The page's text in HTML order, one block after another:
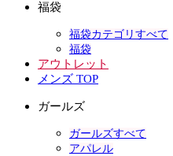
福袋
福袋カテゴリすべて
福袋
アウトレット
メンズ TOP
ガールズ
ガールズすべて
アパレル